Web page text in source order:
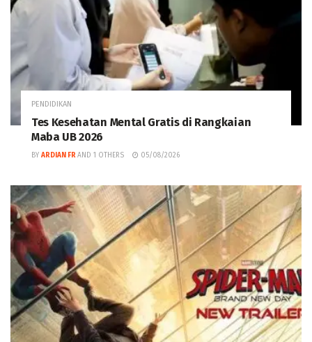
PENDIDIKAN
Tes Kesehatan Mental Gratis di Rangkaian
Maba UB 2026
BY ARDIAN FR AND 1 OTHERS 05/08/2026